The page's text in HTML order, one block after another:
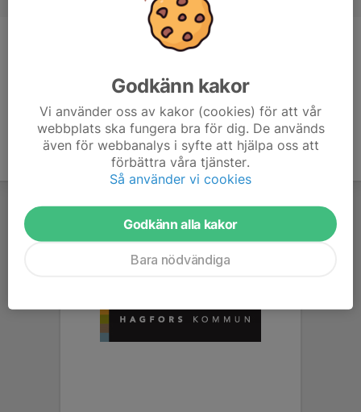
Godkänn kakor
Vi använder oss av kakor (cookies) för att vår
webbplats ska fungera bra för dig. De används
även för webbanalys i syfte att hjälpa oss att
förbättra våra tjänster.
Så använder vi cookies
Godkänn alla kakor
Bara nödvändiga